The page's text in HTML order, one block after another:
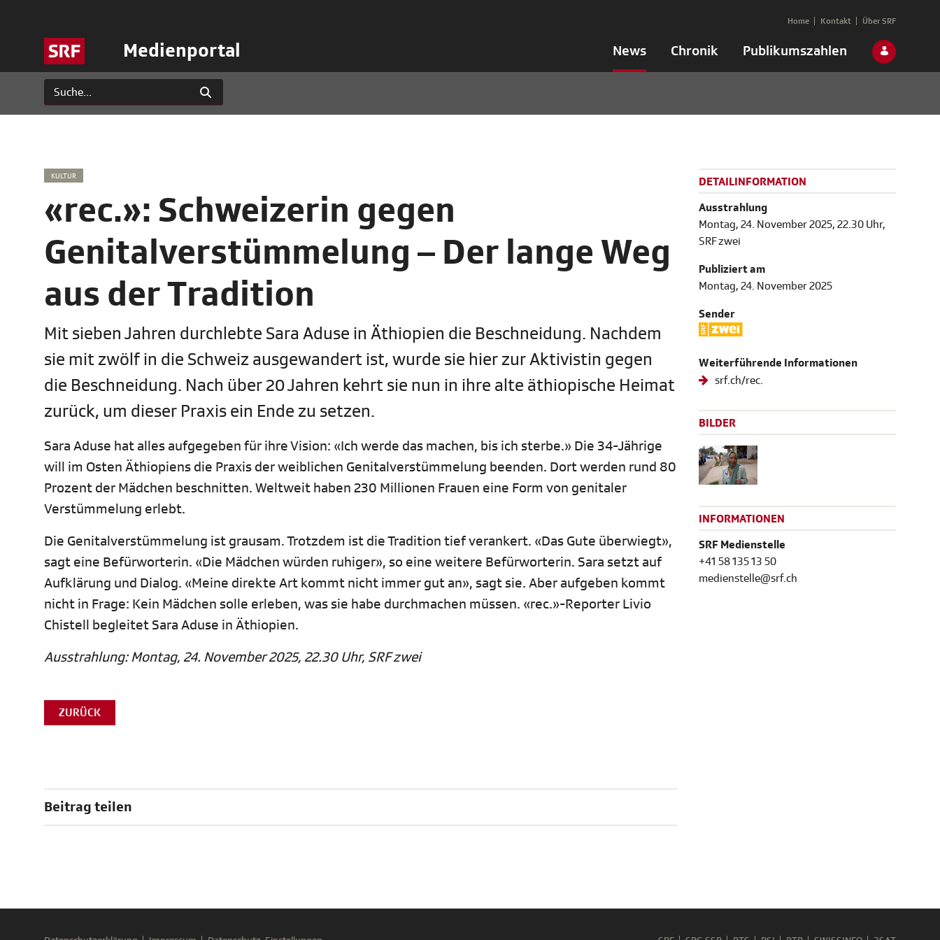
Medienportal News Chronik Publikumszahlen
Home Kontakt Über SRF
KULTUR
«rec.»: Schweizerin gegen
Genitalverstümmelung – Der lange Weg
aus der Tradition
Mit sieben Jahren durchlebte Sara Aduse in Äthiopien die Beschneidung. Nachdem
sie mit zwölf in die Schweiz ausgewandert ist, wurde sie hier zur Aktivistin gegen
die Beschneidung. Nach über 20 Jahren kehrt sie nun in ihre alte äthiopische Heimat
zurück, um dieser Praxis ein Ende zu setzen.
Sara Aduse hat alles aufgegeben für ihre Vision: «Ich werde das machen, bis ich sterbe.» Die 34-Jährige
will im Osten Äthiopiens die Praxis der weiblichen Genitalverstümmelung beenden. Dort werden rund 80
Prozent der Mädchen beschnitten. Weltweit haben 230 Millionen Frauen eine Form von genitaler
Verstümmelung erlebt.
Die Genitalverstümmelung ist grausam. Trotzdem ist die Tradition tief verankert. «Das Gute überwiegt»,
sagt eine Befürworterin. «Die Mädchen würden ruhiger», so eine weitere Befürworterin. Sara setzt auf
Aufklärung und Dialog. «Meine direkte Art kommt nicht immer gut an», sagt sie. Aber aufgeben kommt
nicht in Frage: Kein Mädchen solle erleben, was sie habe durchmachen müssen. «rec.»-Reporter Livio
Chistell begleitet Sara Aduse in Äthiopien.
Ausstrahlung: Montag, 24. November 2025, 22.30 Uhr, SRF zwei
ZURÜCK
Beitrag teilen
DETAILINFORMATION
Ausstrahlung
Montag, 24. November 2025, 22.30 Uhr,
SRF zwei
Publiziert am
Montag, 24. November 2025
Sender
Weiterführende Informationen
srf.ch/rec.
BILDER
INFORMATIONEN
SRF Medienstelle
+41 58 135 13 50
medienstelle@srf.ch